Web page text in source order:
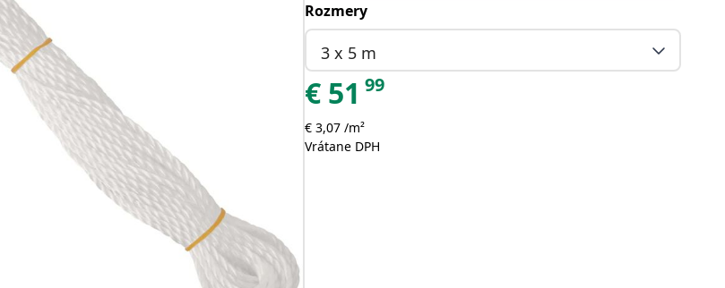
Oranžová
oranžová
a hnedá
Rozmery
3 x 5 m
€ 51 99
€ 3,07 /m²
Vrátane DPH